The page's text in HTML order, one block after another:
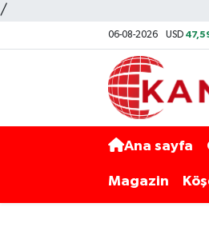
/
06-08-2026 USD
Ana sayfa
Magazin